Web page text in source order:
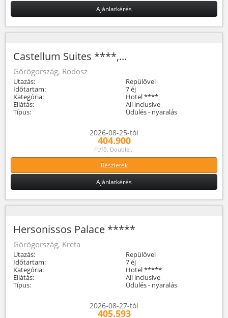
Ajánlatkérés
Castellum Suites ****,...
Görögország, Rodosz
Utazás:
Repülővel
Időtartam:
7 éj
Kategória:
Hotel ****
Ellátás:
All inclusive
Típus:
Üdülés - nyaralás
2026-08-25-tól
404.900
Ft/fő, Double...
Részletek
Ajánlatkérés
Hersonissos Palace *****
Görögország, Kréta
Utazás:
Repülővel
Időtartam:
7 éj
Kategória:
Hotel *****
Ellátás:
All inclusive
Típus:
Üdülés - nyaralás
2026-08-27-tól
405.593